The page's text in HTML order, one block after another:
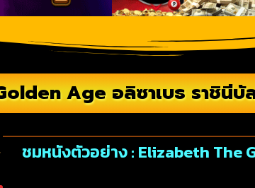
Age อลิซาเบธ ราชินี
ชมหนังตัวอย่าง : Elizabeth The